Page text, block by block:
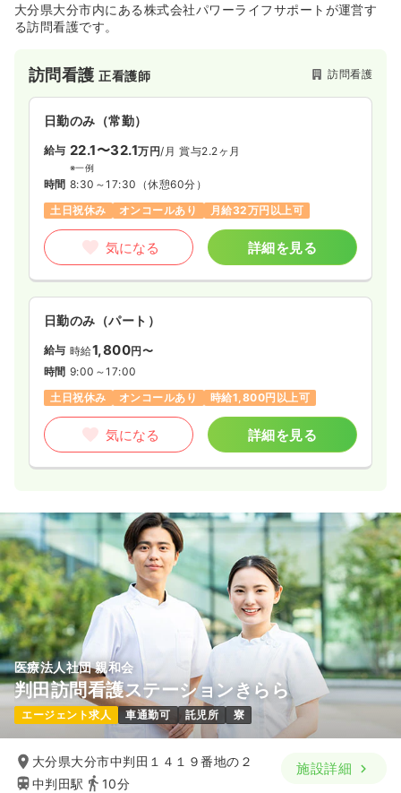
大分県大分市内にある株式会社パワーライフサポートが運営す
る訪問看護です。
訪問看護正看護師 訪問看護
日勤のみ（常勤）
給与 22.1〜32.1万円/月 賞与2.2ヶ月
※一例
時間 8:30～17:30 （休憩60分）
土日祝休み
オンコールあり 月給32万円以上可
気になる 詳細を見る
日勤のみ（パート）
給与 時給1,800円〜
時間 9:00～17:00
土日祝休み
オンコールあり 時給1,800円以上可
気になる 詳細を見る
医療法人社団 親和会
判田訪問看護ステーションきらら
エージェント求人 車通勤可 託児所 寮
大分県大分市中判田１４１９番地の２
中判田駅
10分
施設詳細